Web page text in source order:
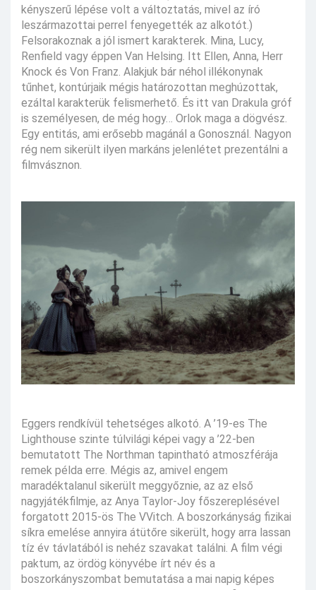
kényszerű lépése volt a változtatás, mivel az író
leszármazottai perrel fenyegették az alkotót.)
Felsorakoznak a jól ismert karakterek. Mina, Lucy,
Renfield vagy éppen Van Helsing. Itt Ellen, Anna, Herr
Knock és Von Franz. Alakjuk bár néhol illékonynak
tűnhet, kontúrjaik mégis határozottan meghúzottak,
ezáltal karakterük felismerhető. És itt van Drakula gróf
is személyesen, de még hogy… Orlok maga a dögvész.
Egy entitás, ami erősebb magánál a Gonosznál. Nagyon
rég nem sikerült ilyen markáns jelenlétet prezentálni a
filmvásznon.
Eggers rendkívül tehetséges alkotó. A ’19-es The
Lighthouse szinte túlvilági képei vagy a ’22-ben
bemutatott The Northman tapintható atmoszférája
remek példa erre. Mégis az, amivel engem
maradéktalanul sikerült meggyőznie, az az első
nagyjátékfilmje, az Anya Taylor-Joy főszereplésével
forgatott 2015-ös The VVitch. A boszorkányság fizikai
síkra emelése annyira átütőre sikerült, hogy arra lassan
tíz év távlatából is nehéz szavakat találni. A film végi
paktum, az ördög könyvébe írt név és a
boszorkányszombat bemutatása a mai napig képes